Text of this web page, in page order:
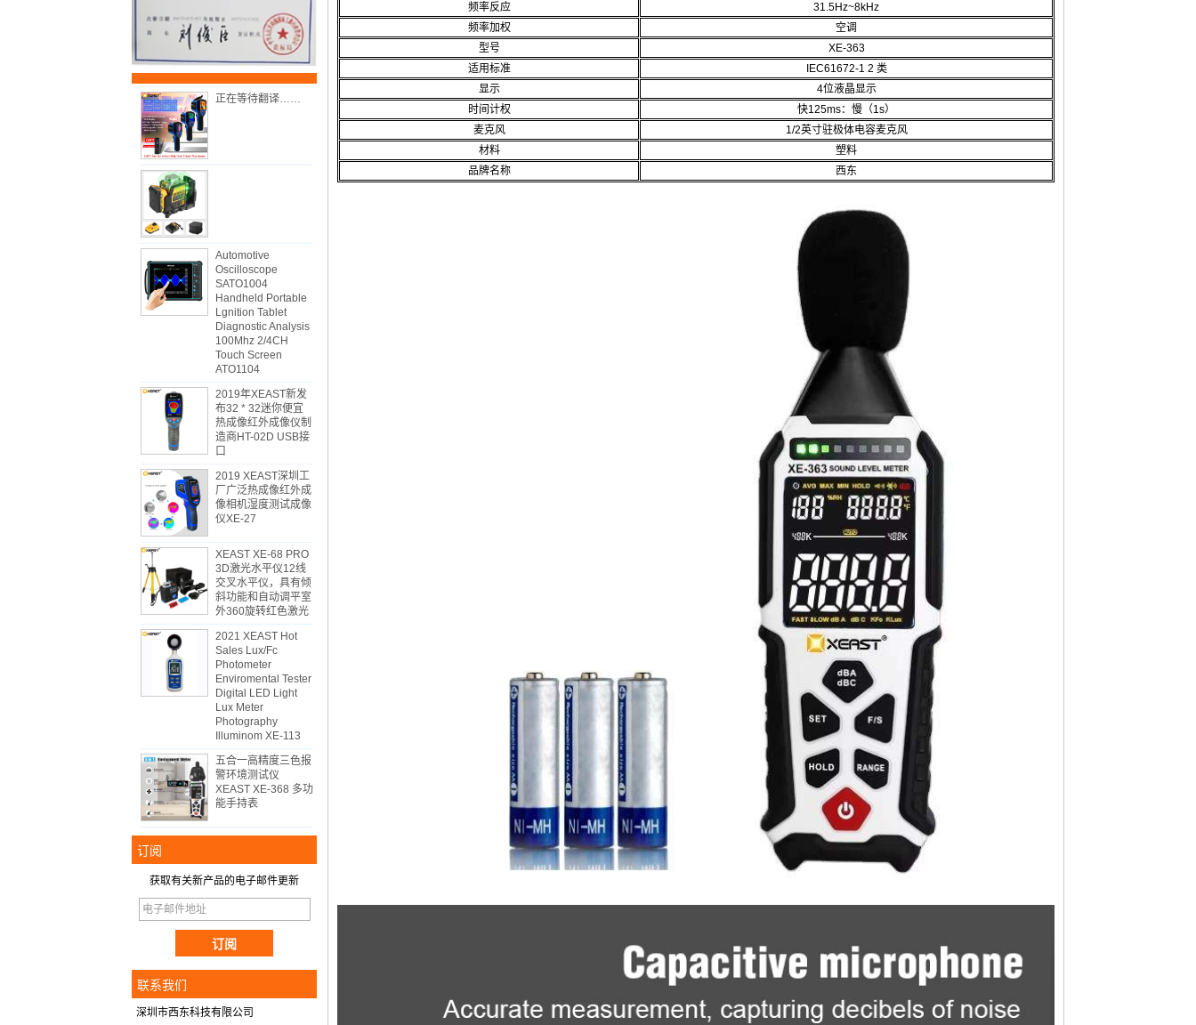
正在等待翻译……
Automotive
Oscilloscope
SATO1004
Handheld Portable
Lgnition Tablet
Diagnostic Analysis
100Mhz 2/4CH
Touch Screen
ATO1104
2019年XEAST新发
布32 * 32迷你便宜
热成像红外成像仪制
造商HT-02D USB接
口
2019 XEAST深圳工
厂广泛热成像红外成
像相机湿度测试成像
仪XE-27
XEAST XE-68 PRO
3D激光水平仪12线
交叉水平仪，具有倾
斜功能和自动调平室
外360旋转红色激光
2021 XEAST Hot
Sales Lux/Fc
Photometer
Enviromental Tester
Digital LED Light
Lux Meter
Photography
Illuminom XE-113
五合一高精度三色报
警环境测试仪
XEAST XE-368 多功
能手持表
订阅
获取有关新产品的电子邮件更新
联系我们
深圳市西东科技有限公司
频率反应
31.5Hz~8kHz
频率加权
空调
型号
XE-363
适用标准
IEC61672-1 2 类
显示
4位液晶显示
时间计权
快125ms：慢（1s）
麦克风
1/2英寸驻极体电容麦克风
材料
塑料
品牌名称
西东